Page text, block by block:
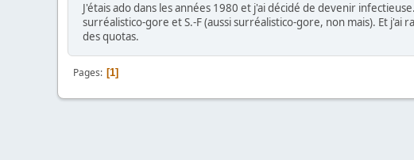
J'étais ado dans les années 1980 et j'ai décidé de devenir
surréalistico-gore et S.-F (aussi surréalistico-gore, non mais). Et
des quotas.
Pages 1